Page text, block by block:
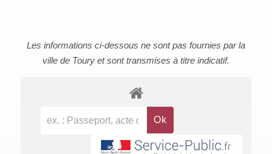
Les informations ci-dessous ne sont pas fournies par la
ville de Toury et sont transmises à titre indicatif.